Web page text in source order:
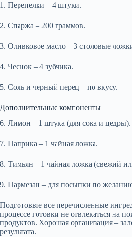
1. Перепелки – 4 штуки.
2. Спаржа – 200 граммов.
3. Оливковое масло – 3 столовые
4. Чеснок – 4 зубчика.
5. Соль и черный перец – по вкусу.
Дополнительные компоненты
6. Лимон – 1 штука (для сока и цедры).
7. Паприка – 1 чайная ложка.
8. Тимьян – 1 чайная ложка (свежий
9. Пармезан – для посыпки по
Подготовьте все перечисленные
процессе готовки не отвлекаться на
продуктов. Хорошая организация –
результата.